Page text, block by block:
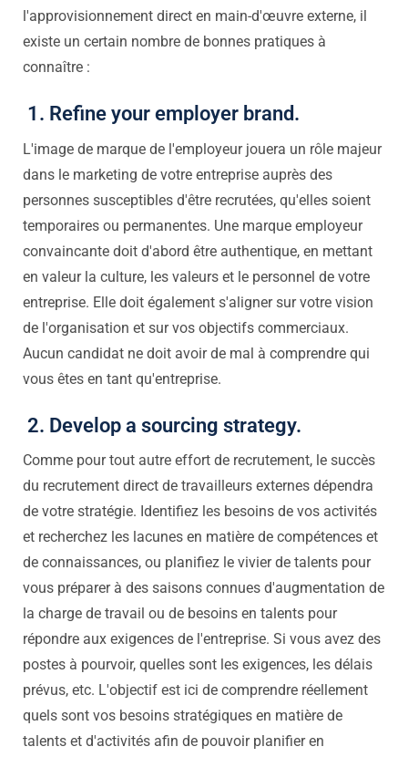
l'approvisionnement direct en main-d'œuvre externe, il
existe un certain nombre de bonnes pratiques à
connaître :
1. Refine your employer brand.
L'image de marque de l'employeur jouera un rôle majeur
dans le marketing de votre entreprise auprès des
personnes susceptibles d'être recrutées, qu'elles soient
temporaires ou permanentes. Une marque employeur
convaincante doit d'abord être authentique, en mettant
en valeur la culture, les valeurs et le personnel de votre
entreprise. Elle doit également s'aligner sur votre vision
de l'organisation et sur vos objectifs commerciaux.
Aucun candidat ne doit avoir de mal à comprendre qui
vous êtes en tant qu'entreprise.
2. Develop a sourcing strategy.
Comme pour tout autre effort de recrutement, le succès
du recrutement direct de travailleurs externes dépendra
de votre stratégie. Identifiez les besoins de vos activités
et recherchez les lacunes en matière de compétences et
de connaissances, ou planifiez le vivier de talents pour
vous préparer à des saisons connues d'augmentation de
la charge de travail ou de besoins en talents pour
répondre aux exigences de l'entreprise. Si vous avez des
postes à pourvoir, quelles sont les exigences, les délais
prévus, etc. L'objectif est ici de comprendre réellement
quels sont vos besoins stratégiques en matière de
talents et d'activités afin de pouvoir planifier en